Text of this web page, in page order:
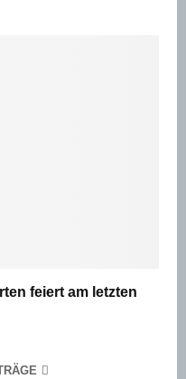
feiert am letzten